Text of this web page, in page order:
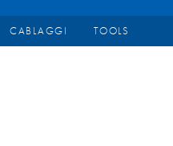
CABLAGGI TOOLS